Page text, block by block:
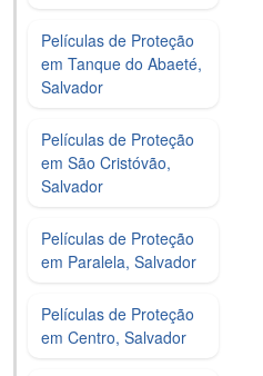
Películas de Proteção
em Tanque do Abaeté,
Salvador
Películas de Proteção
em São Cristóvão,
Salvador
Películas de Proteção
em Paralela, Salvador
Películas de Proteção
em Centro, Salvador